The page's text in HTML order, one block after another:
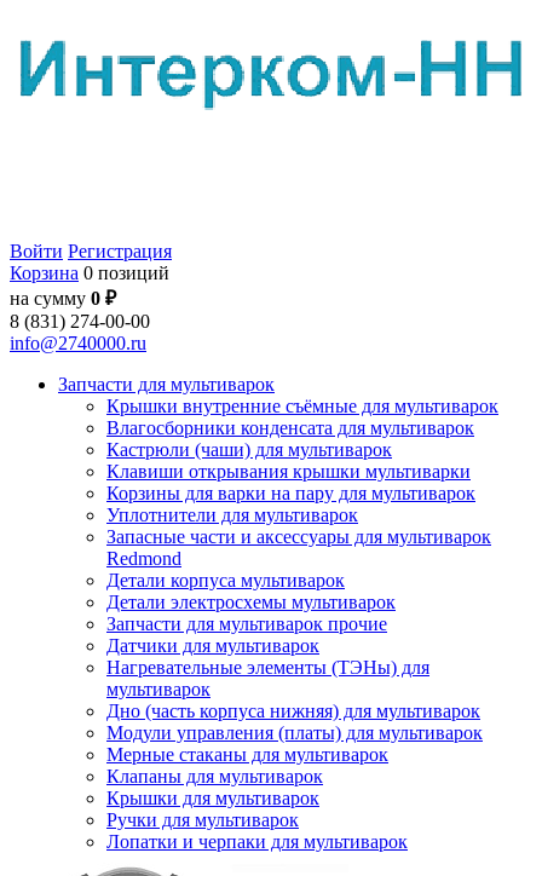
Войти Регистрация
Корзина 0 позиций
на сумму 0 ₽
8 (831) 274-00-00
info@2740000.ru
Запчасти для мультиварок
Крышки внутренние съёмные для мультиварок
Влагосборники конденсата для мультиварок
Кастрюли (чаши) для мультиварок
Клавиши открывания крышки мультиварки
Корзины для варки на пару для мультиварок
Уплотнители для мультиварок
Запасные части и аксессуары для мультиварок
Redmond
Детали корпуса мультиварок
Детали электросхемы мультиварок
Запчасти для мультиварок прочие
Датчики для мультиварок
Нагревательные элементы (ТЭНы) для
мультиварок
Дно (часть корпуса нижняя) для мультиварок
Модули управления (платы) для мультиварок
Мерные стаканы для мультиварок
Клапаны для мультиварок
Крышки для мультиварок
Ручки для мультиварок
Лопатки и черпаки для мультиварок